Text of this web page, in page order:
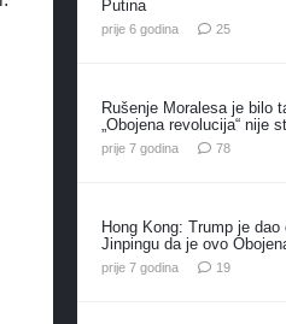
Putina
prije 6 godina 25komentara
Rušenje Moralesa je bilo
„Obojena revolucija“ nije
prije 7 godina 78komentara
Hong Kong: Trump je dao
Jinpingu da je ovo
prije 7 godina 19komentara